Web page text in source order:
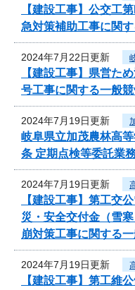
【建設工事】公交工
急対策補助工事に関
2024年7月22日更新
【建設工事】県営
号工事に関する一般
2024年7月19日更新
岐阜県立加茂農林高
条 定期点検等委託業
2024年7月19日更新
【建設工事】第工交
災・安全交付金（雪
崩対策工事に関する
2024年7月19日更新
【建設工事】第工維